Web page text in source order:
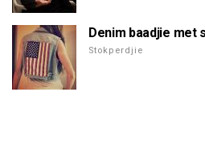
Denim baadjie met
Stokperdjie